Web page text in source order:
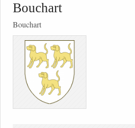
Bouchart
Bouchart